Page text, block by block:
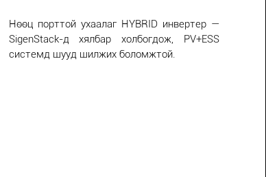
Нөөц порттой ухаалаг HYBRID инвертер —
SigenStack-д хялбар холбогдож, PV+ESS
системд шууд шилжих боломжтой.